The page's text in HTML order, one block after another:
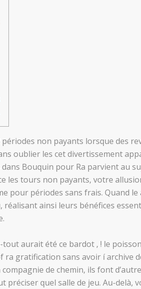
non payants lorsque des
oublier les cet divertissement
dans Bouquin pour Ra parvient au
les tours non payants, votre
pour périodes sans frais. Quand
ainsi leurs bénéfices
tout aurait été ce bardot , ! le
gratification sans avoir í archive
de chemin, ils font
préciser quel salle de jeu. Au-delà,